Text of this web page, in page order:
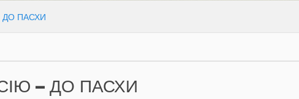
ДО ПАСХИ
– ДО ПАСХИ